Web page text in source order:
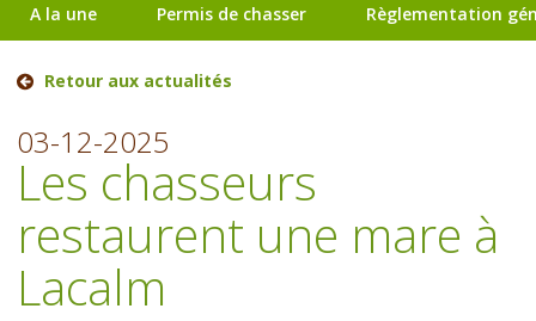
A la une Permis de chasser Règlementation
Retour aux actualités
03-12-2025
Les chasseurs
restaurent une mare à
Lacalm